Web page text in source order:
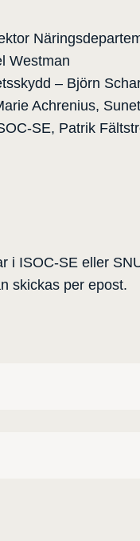
Westman
– Björn
Achrenius,
SE, Patrik
i ISOC-SE eller
skickas per epost.